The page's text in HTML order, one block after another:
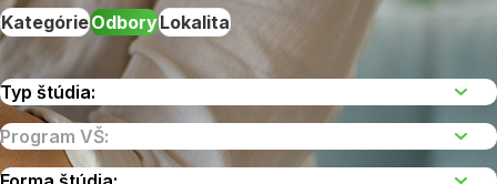
KategórieOdboryLokalita